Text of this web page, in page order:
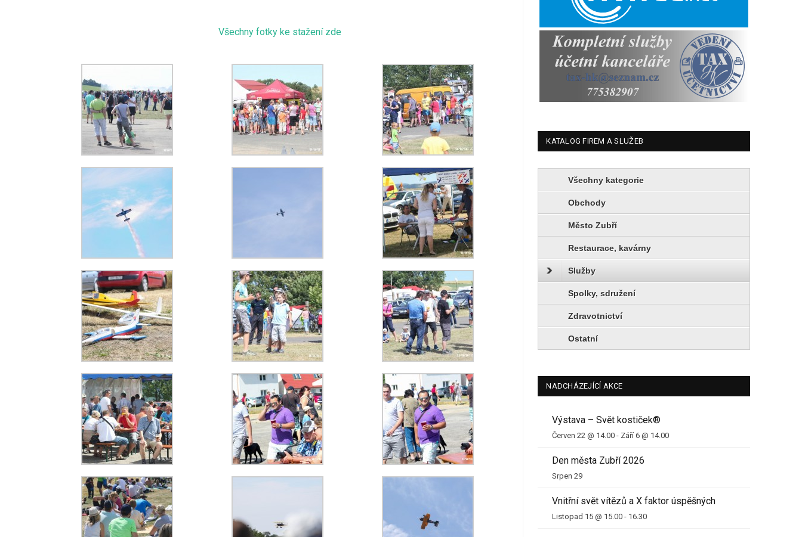
Všechny fotky ke stažení zde
KATALOG FIREM A SLUŽEB
Všechny kategorie
Obchody
Město Zubří
Restaurace, kavárny
Služby
Spolky, sdružení
Zdravotnictví
Ostatní
NADCHÁZEJÍCÍ AKCE
Výstava – Svět kostiček®
Červen 22 @ 14.00 - Září 6 @ 14.00
Den města Zubří 2026
Srpen 29
Vnitřní svět vítězů a X faktor úspěšných
Listopad 15 @ 15.00 - 16.30